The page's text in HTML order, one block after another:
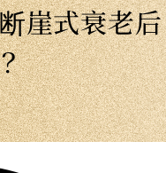
崖式衰老后